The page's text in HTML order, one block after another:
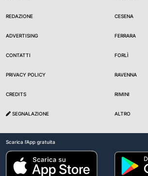
REDAZIONE
ADVERTISING
CONTATTI
PRIVACY POLICY
CREDITS
SEGNALAZIONE
CESENA
FERRARA
FORLÌ
RAVENNA
RIMINI
ALTRO
Scarica l'App gratuita